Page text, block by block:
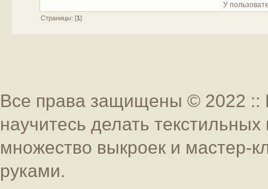
У
Страницы: [1 ]
Все права защищены © 2022
научитесь делать
множество выкроек и мастер-
руками.